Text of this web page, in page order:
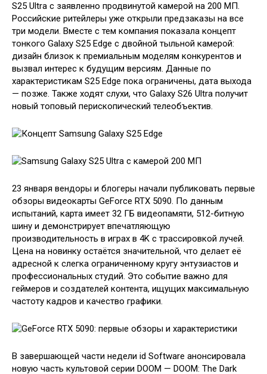
S25 Ultra с заявленно продвинутой камерой на 200 МП.
Российские ритейлеры уже открыли предзаказы на все
три модели. Вместе с тем компания показала концепт
тонкого Galaxy S25 Edge с двойной тыльной камерой:
дизайн близок к премиальным моделям конкурентов и
вызвал интерес к будущим версиям. Данные по
характеристикам S25 Edge пока ограничены, дата выхода
— позже. Также ходят слухи, что Galaxy S26 Ultra получит
новый топовый перископический телеобъектив.
23 января вендоры и блогеры начали публиковать первые
обзоры видеокарты GeForce RTX 5090. По данным
испытаний, карта имеет 32 ГБ видеопамяти, 512-битную
шину и демонстрирует впечатляющую
производительность в играх в 4K с трассировкой лучей.
Цена на новинку остаётся значительной, что делает её
адресной к слегка ограниченному кругу энтузиастов и
профессиональных студий. Это событие важно для
геймеров и создателей контента, ищущих максимальную
частоту кадров и качество графики.
В завершающей части недели id Software анонсировала
новую часть культовой серии DOOM — DOOM: The Dark